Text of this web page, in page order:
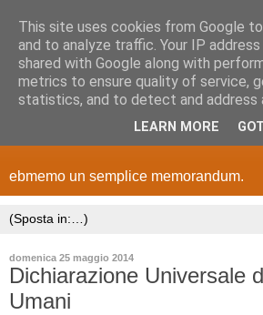
ebmemo un semplice memorandum.
domenica 25 maggio 2014
Dichiarazione Universale
Umani
This site uses cookies from Google
and to analyze traffic. Your IP
shared with Google along with
metrics to ensure quality of service,
statistics, and to detect and address
LEARN MORE